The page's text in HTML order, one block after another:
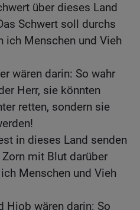
über dieses Land
Schwert soll durchs
ich Menschen und Vieh
wären darin: So wahr
Herr, sie könnten
retten, sondern sie
in dieses Land senden
mit Blut darüber
Menschen und Vieh
Hiob wären darin: So